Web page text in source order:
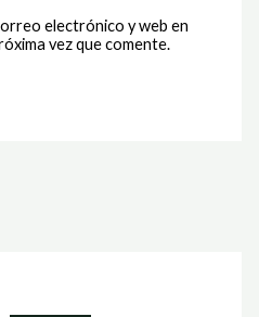
electrónico y web en
vez que comente.